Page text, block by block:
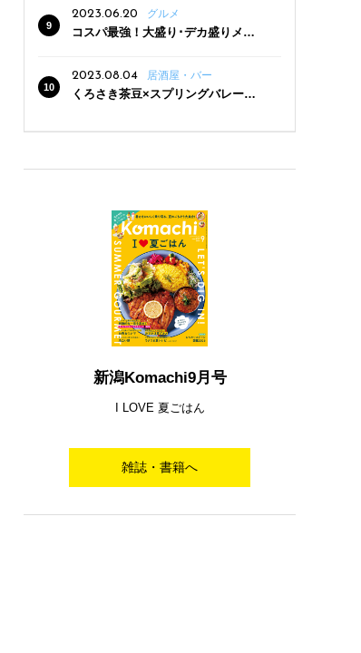
2023.06.20
グルメ
コスパ最強！大盛り･デカ盛りメニ
2023.08.04
居酒屋・バー
くろさき茶豆×スプリングバレー豊
新潟Komachi9月号
I LOVE 夏ごはん
雑誌・書籍へ